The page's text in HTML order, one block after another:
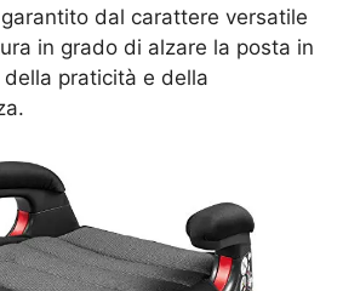
dal carattere versatile
in grado di alzare la posta in
praticità e della